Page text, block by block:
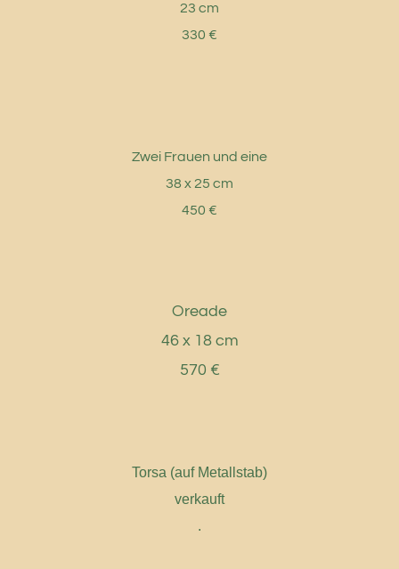
23 cm
330 €
Zwei Frauen und eine
38 x 25 cm
450 €
Oreade
46 x 18 cm
570 €
Torsa (auf Metallstab)
verkauft
.